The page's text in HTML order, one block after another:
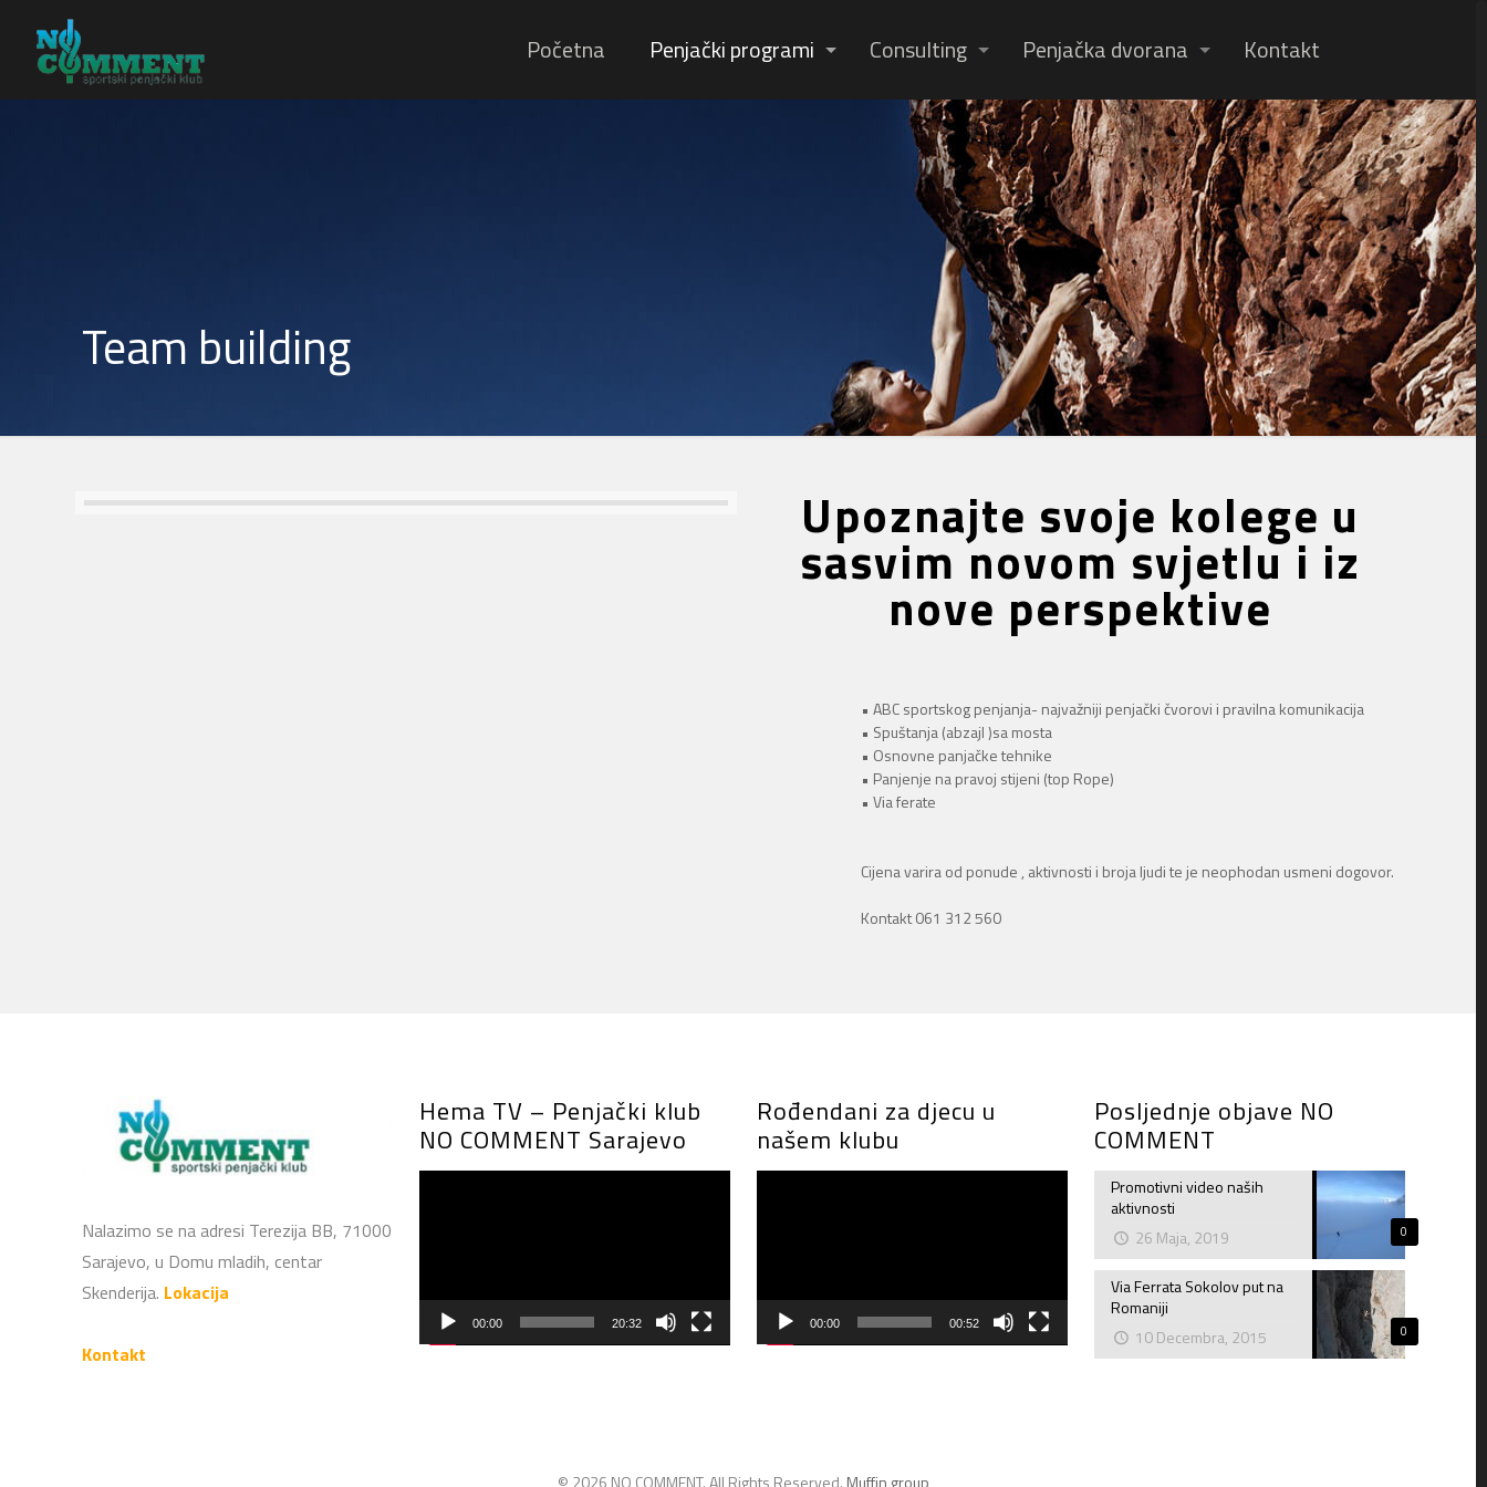
Početna Penjački programi Consulting Penjačka dvorana Kontakt
Team building
Upoznajte svoje kolege u
sasvim novom svjetlu i iz
nove perspektive
• ABC sportskog penjanja- najvažniji penjački čvorovi i pravilna komunikacija
• Spuštanja (abzajl )sa mosta
• Osnovne panjačke tehnike
• Panjenje na pravoj stijeni (top Rope)
• Via ferate
Cijena varira od ponude , aktivnosti i broja ljudi te je neophodan usmeni dogovor.
Kontakt 061 312 560
Nalazimo se na adresi Terezija BB, 71000
Sarajevo, u Domu mladih, centar
Skenderija. Lokacija
Kontakt
Hema TV – Penjački klub
NO COMMENT Sarajevo
00:00 20:32
Rođendani za djecu u
našem klubu
00:00 00:52
Posljednje objave NO
COMMENT
0
Promotivni video naših
aktivnosti
26 Maja, 2019
0
Via Ferrata Sokolov put na
Romaniji
10 Decembra, 2015
© 2026 NO COMMENT. All Rights Reserved. Muffin group